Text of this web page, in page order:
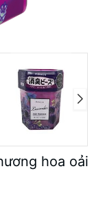
hoa oải